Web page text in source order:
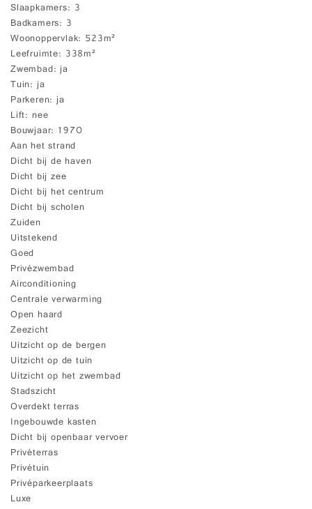
Slaapkamers 3
Badkamers 3
Woonoppervlak 523m²
Leefruimte 338m²
Zwembad ja
Tuin ja
Parkeren ja
Lift nee
Bouwjaar 1970
Aan het strand
Dicht bij de haven
Dicht bij zee
Dicht bij het centrum
Dicht bij scholen
Zuiden
Uitstekend
Goed
Privézwembad
Airconditioning
Centrale verwarming
Open haard
Zeezicht
Uitzicht op de bergen
Uitzicht op de tuin
Uitzicht op het zwembad
Stadszicht
Overdekt terras
Ingebouwde kasten
Dicht bij openbaar vervoer
Privéterras
Privétuin
Privéparkeerplaats
Luxe